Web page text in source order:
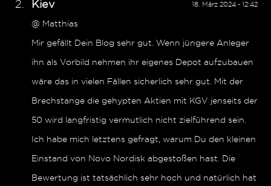
18. März 2024 - 12:42
Kiev
@ Matthias
Mir gefällt Dein Blog sehr gut. Wenn jüngere Anleger
ihn als Vorbild nehmen ihr eigenes Depot aufzubauen
wäre das in vielen Fällen sicherlich sehr gut. Mit der
Brechstange die gehypten Aktien mit KGV jenseits der
50 wird langfristig vermutlich nicht zielführend sein.
Ich habe mich letztens gefragt, warum Du den kleinen
Einstand von Novo Nordisk abgestoßen hast. Die
Bewertung ist tatsächlich sehr hoch und natürlich hat